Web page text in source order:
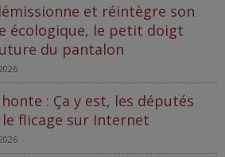
et réintègre son
écologique, le petit doigt
du pantalon
: Ça y est, les députés
flicage sur Internet